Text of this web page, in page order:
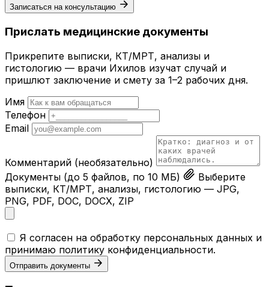
Записаться на консультацию
Прислать медицинские документы
Прикрепите выписки, КТ/МРТ, анализы и
гистологию — врачи Ихилов изучат случай и
пришлют заключение и смету за 1–2 рабочих дня.
Имя
Телефон
Email
Комментарий (необязательно)
Документы (до 5 файлов, по 10 МБ)
Выберите
выписки, КТ/МРТ, анализы, гистологию — JPG,
PNG, PDF, DOC, DOCX, ZIP
Я согласен на обработку персональных данных и
принимаю политику конфиденциальности.
Отправить документы